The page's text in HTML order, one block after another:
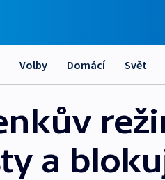
Volby Domácí Svět
a